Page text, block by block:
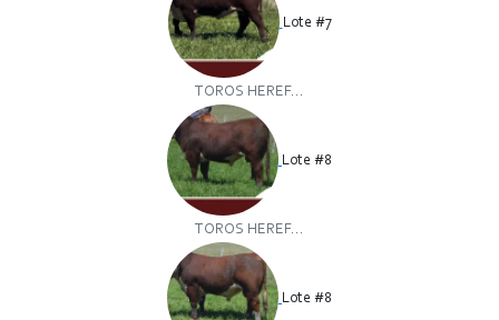
Lote #7
TOROS HEREF...
Lote #8
TOROS HEREF...
Lote #8